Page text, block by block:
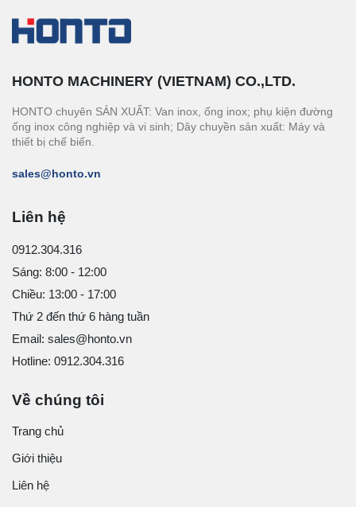
HONTO MACHINERY (VIETNAM) CO.,LTD.
HONTO chuyên SẢN XUẤT: Van inox, ống inox; phụ kiện đường
ống inox công nghiệp và vi sinh; Dây chuyền sản xuất: Máy và
thiết bị chế biến.
sales@honto.vn
Liên hệ
0912.304.316
Sáng: 8:00 - 12:00
Chiều: 13:00 - 17:00
Thứ 2 đến thứ 6 hàng tuần
Email: sales@honto.vn
Hotline: 0912.304.316
Về chúng tôi
Trang chủ
Giới thiệu
Liên hệ